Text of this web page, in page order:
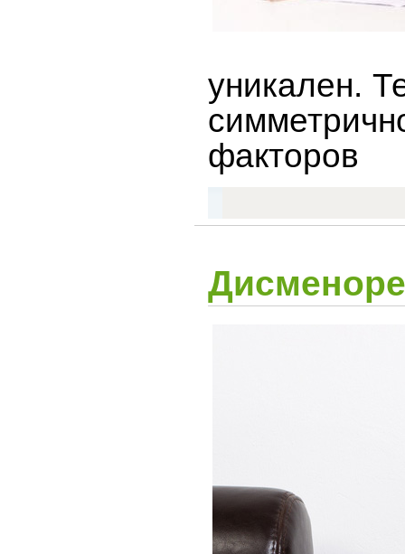
уникален.
факторов